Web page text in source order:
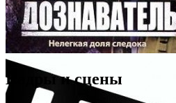
Кадры и сцены